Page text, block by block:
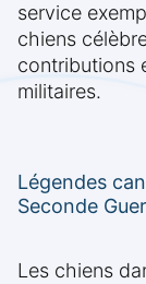
service
chiens
contributions
militaires.
Légendes
Seconde
Les chiens